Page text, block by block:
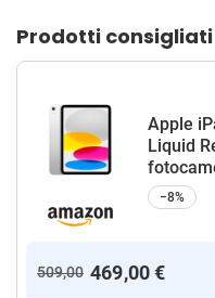
Prodotti consigliati
Apple
Liquid
−8%
509,00 469,00 €